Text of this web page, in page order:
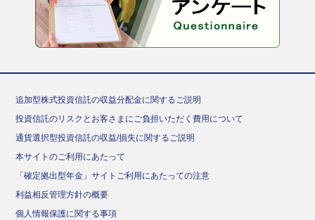
追加型株式投資信託の収益分配金に関するご説明
投資信託のリスクとお客さまにご負担いただく費用について
通貨選択型投資信託の収益/損失に関するご説明
本サイトのご利用にあたって
「確定拠出型年金」サイトご利用にあたっての注意
利益相反管理方針の概要
個人情報保護に関する事項